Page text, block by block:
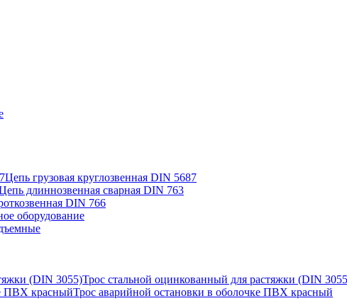
Цепь грузовая круглозвенная DIN 5687
длиннозвенная сварная DIN 763
DIN 766
оборудование
Трос стальной оцинкованный для растяжки (DIN
Трос аварийной остановки в оболочке ПВХ красный